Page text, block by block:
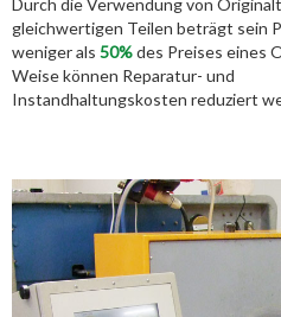
Durch die Verwendung von
gleichwertigen Teilen beträgt sein
weniger als 50%des Preises eines
Weise können Reparatur- und
Instandhaltungskosten reduziert